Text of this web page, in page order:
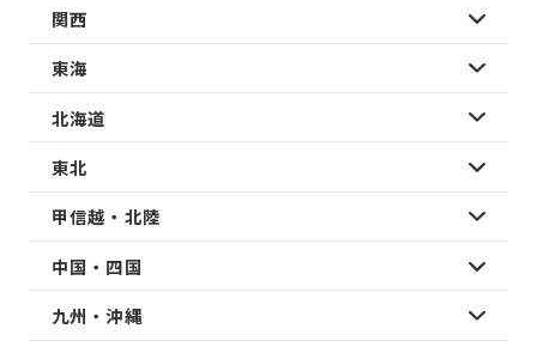
関西
東海
北海道
東北
甲信越・北陸
中国・四国
九州・沖縄